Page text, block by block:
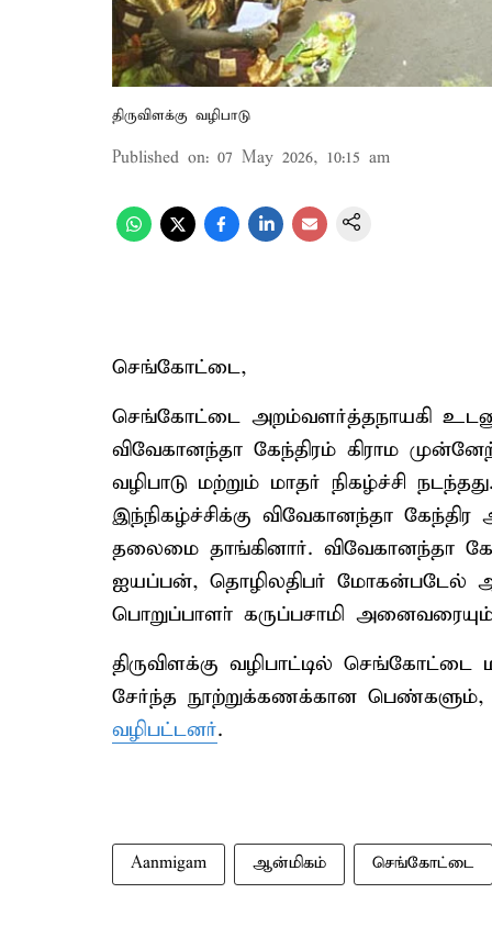
திருவிளக்கு வழிபாடு
Published on: 07 May 2026, 10:15 am
செங்கோட்டை,
செங்கோட்டை அறம்வளர்த்தநாயகி
விவேகானந்தா கேந்திரம் கிராம
வழிபாடு மற்றும் மாதர் நிகழ்ச்சி
இந்நிகழ்ச்சிக்கு விவேகானந்தா
தலைமை தாங்கினார். விவேகானந்தா
ஐயப்பன், தொழிலதிபர் மோகன்படேல்
பொறுப்பாளா் கருப்பசாமி
திருவிளக்கு வழிபாட்டில்
சேர்ந்த நூற்றுக்கணக்கான பெண்களும்,
வழிபட்டனர்.
Aanmigam ஆன்மிகம் செங்கோட்டை